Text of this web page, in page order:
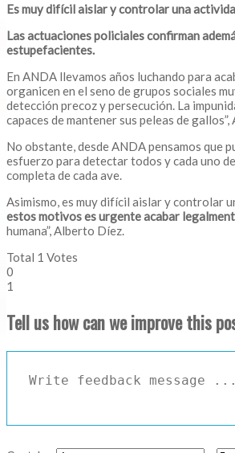
Es muy difícil aislar y controlar una
Las actuaciones policiales confirman
estupefacientes.
En ANDA llevamos años luchando para
organicen en el seno de grupos sociales
detección precoz y persecución. La
capaces de mantener sus peleas de
No obstante, desde ANDA pensamos que
esfuerzo para detectar todos y cada uno
completa de cada ave.
Asimismo, es muy difícil aislar y controlar
estosmotivos es urgente acabar
humana”, Alberto Díez.
Total 1 Votes
0
1
Tell us how can we improve this